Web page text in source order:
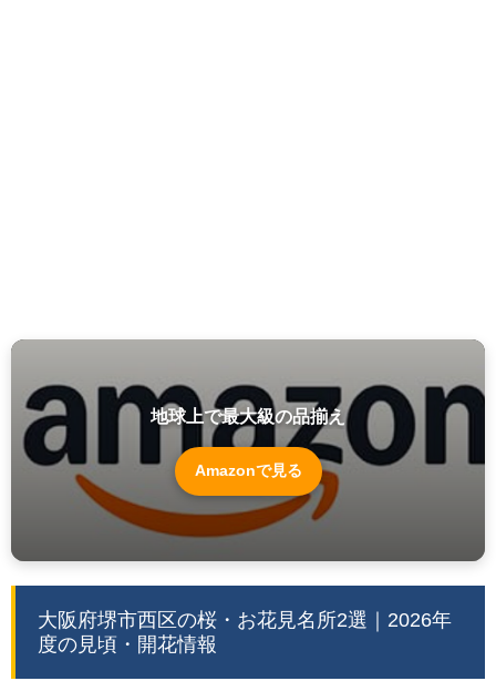
地球上で最大級の品揃え
Amazonで見る
大阪府堺市西区の桜・お花見名所2選｜2026年
度の見頃・開花情報